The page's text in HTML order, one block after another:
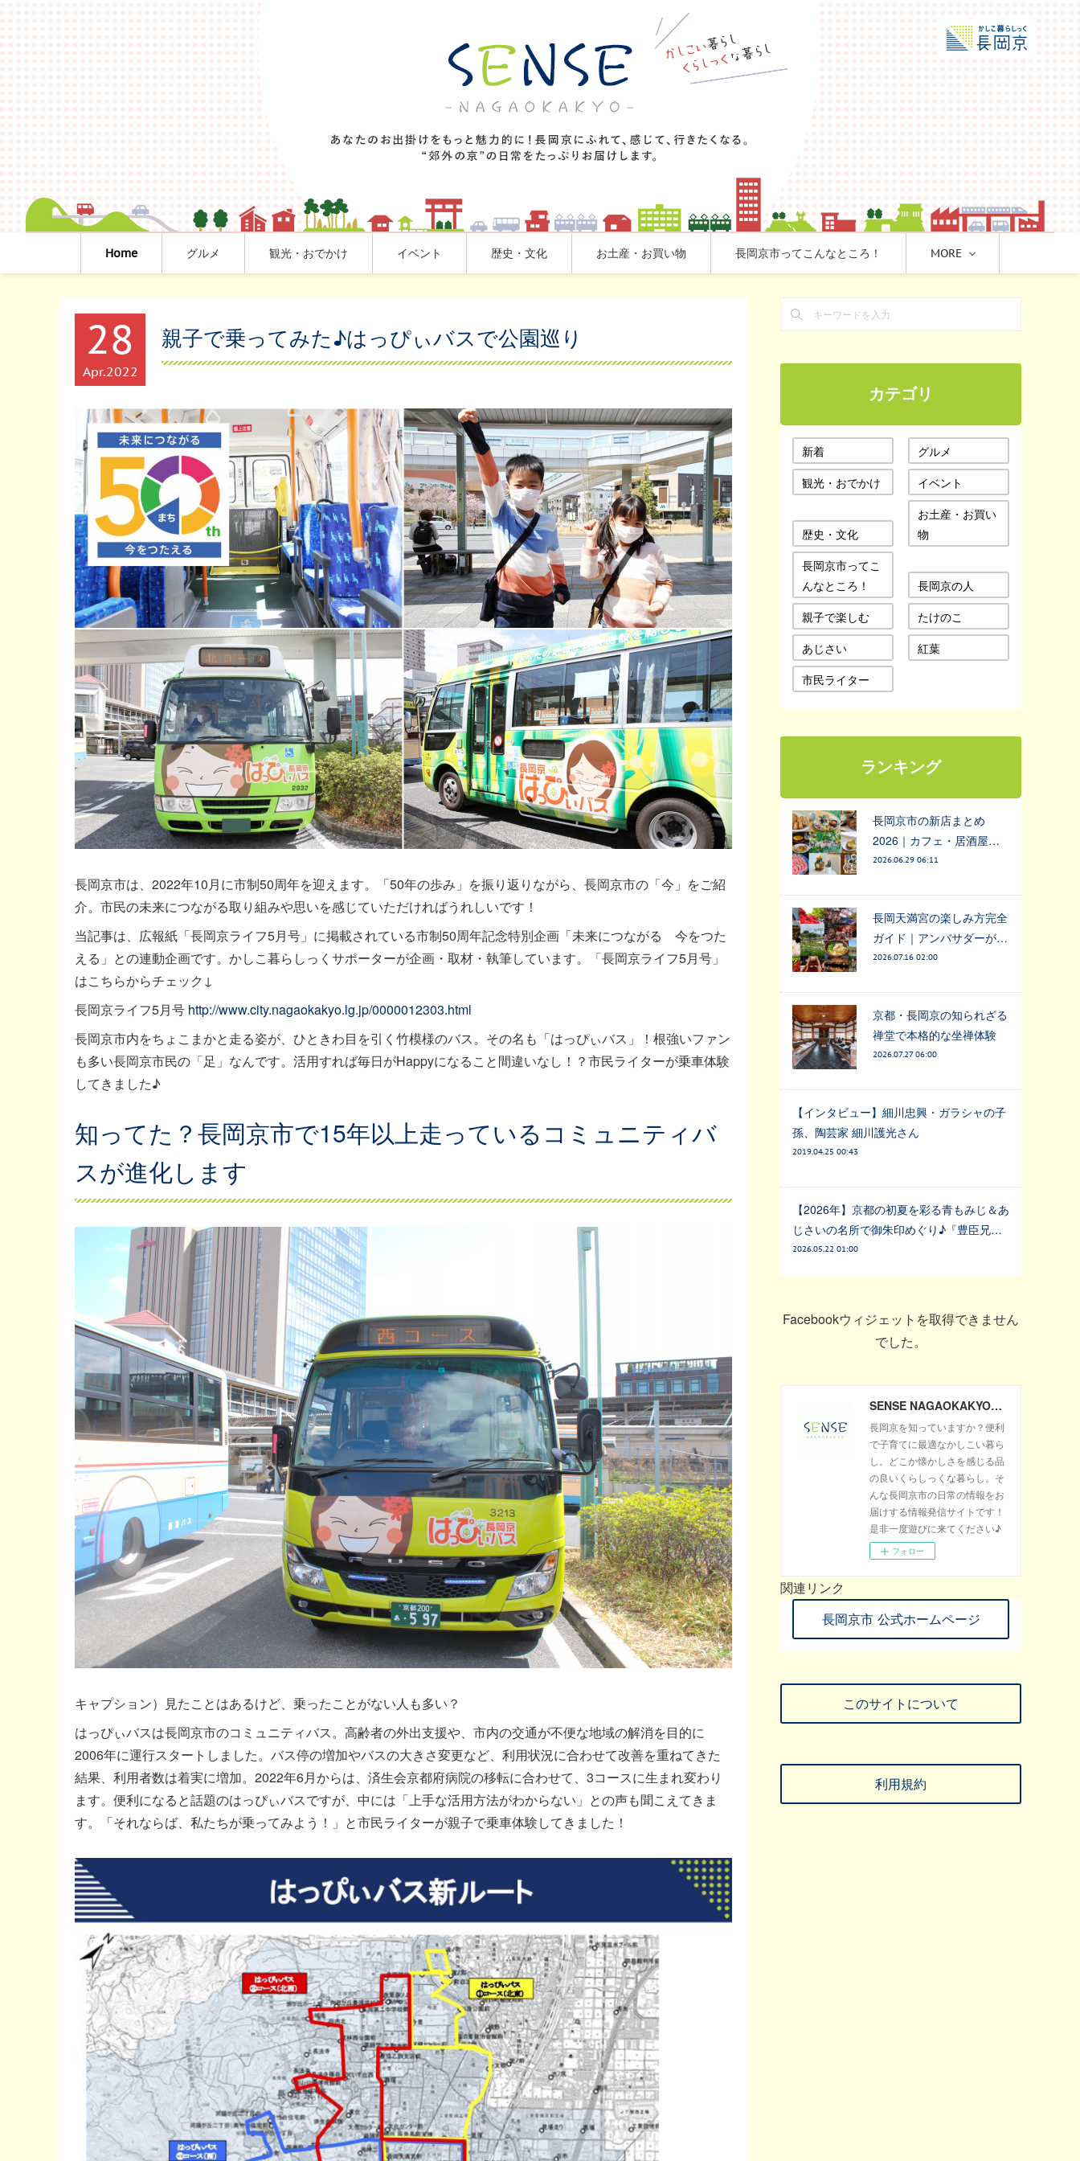
Home グルメ 観光・おでかけ イベント 歴史・文化 お土産・お買い物 長岡京市ってこんなところ！ MORE
28
Apr 2022
親子で乗ってみた♪はっぴぃバスで公園巡り
長岡京市は、2022年10月に市制50周年を迎えます。「50年の歩み」を振り返りながら、長岡京市の「今」をご紹
介。市民の未来につながる取り組みや思いを感じていただければうれしいです！
当記事は、広報紙「長岡京ライフ5月号」に掲載されている市制50周年記念特別企画「未来につながる 今をつた
える」との連動企画です。かしこ暮らしっくサポーターが企画・取材・執筆しています。「長岡京ライフ5月号」
はこちらからチェック↓
長岡京ライフ5月号 http://www.city.nagaokakyo.lg.jp/0000012303.html
長岡京市内をちょこまかと走る姿が、ひときわ目を引く竹模様のバス。その名も「はっぴぃバス」！根強いファン
も多い長岡京市民の「足」なんです。活用すれば毎日がHappyになること間違いなし！？市民ライターが乗車体験
してきました♪
知ってた？長岡京市で15年以上走っているコミュニティバ
スが進化します
キャプション）見たことはあるけど、乗ったことがない人も多い？
はっぴぃバスは長岡京市のコミュニティバス。高齢者の外出支援や、市内の交通が不便な地域の解消を目的に
2006年に運行スタートしました。バス停の増加やバスの大きさ変更など、利用状況に合わせて改善を重ねてきた
結果、利用者数は着実に増加。2022年6月からは、済生会京都府病院の移転に合わせて、3コースに生まれ変わり
ます。便利になると話題のはっぴぃバスですが、中には「上手な活用方法がわからない」との声も聞こえてきま
す。「それならば、私たちが乗ってみよう！」と市民ライターが親子で乗車体験してきました！
カテゴリ
新着
グルメ
観光・おでかけ
イベント
歴史・文化
お土産・お買い
物
長岡京市ってこ
んなところ！
長岡京の人
親子で楽しむ
たけのこ
あじさい
紅葉
市民ライター
ランキング
長岡京市の新店まとめ
2026｜カフェ・居酒屋…
2026.06.29 06:11
長岡天満宮の楽しみ方完全
ガイド｜アンバサダーが…
2026.07.16 02:00
京都・長岡京の知られざる
禅堂で本格的な坐禅体験
2026.07.27 06:00
【インタビュー】細川忠興・ガラシャの子
孫、陶芸家 細川護光さん
2019.04.25 00:43
【2026年】京都の初夏を彩る青もみじ＆あ
じさいの名所で御朱印めぐり♪『豊臣兄…
2026.05.22 01:00
Facebookウィジェットを取得できません
でした。
SENSE NAGAOKAKYO ～長岡京市のサブサイト～
長岡京を知っていますか？便利
で子育てに最適なかしこい暮ら
し。どこか懐かしさを感じる品
の良いくらしっくな暮らし。そ
んな長岡京市の日常の情報をお
届けする情報発信サイトです！
是非一度遊びに来てください♪
フォロー
関連リンク
長岡京市 公式ホームページ
このサイトについて
利用規約